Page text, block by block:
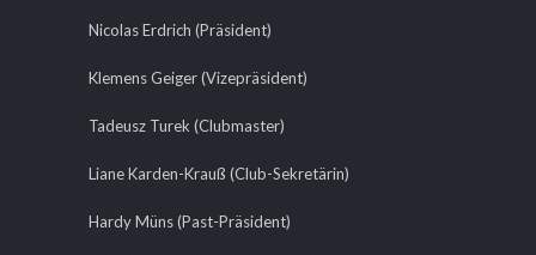
Nicolas Erdrich (Präsident)
Klemens Geiger (Vizepräsident)
Tadeusz Turek (Clubmaster)
Liane Karden-Krauß (Club-Sekretärin)
Hardy Müns (Past-Präsident)